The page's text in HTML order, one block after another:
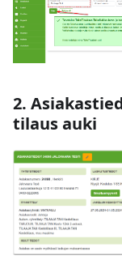
2.
tilaus auki